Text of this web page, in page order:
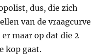
dus, die zich
van de vraagcurve
maar op dat die 2
kop gaat.